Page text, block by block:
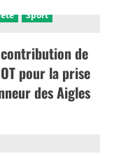
Sport
de
pour la prise
des Aigles